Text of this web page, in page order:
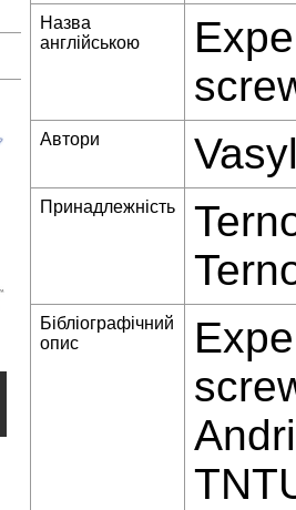
Назва
англійською
Автори
Принадлежність
Бібліографічний
опис